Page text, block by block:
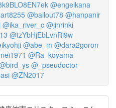
@engeikana
@bailout78 @hanpanir
@ika_river_c @jinrinki
@tzYbHjEbLvnRi9w
@abe_m @dara2goron
@Ra_koyama
@_pseudoctor
@ZN2017